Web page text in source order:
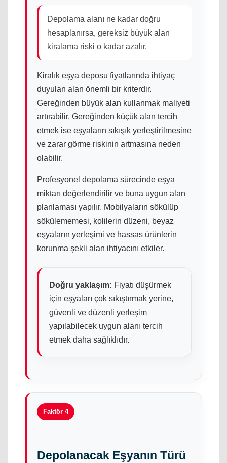
Depolama alanı ne kadar doğru
hesaplanırsa, gereksiz büyük alan
kiralama riski o kadar azalır.
Kiralık eşya deposu fiyatlarında ihtiyaç
duyulan alan önemli bir kriterdir.
Gereğinden büyük alan kullanmak maliyeti
artırabilir. Gereğinden küçük alan tercih
etmek ise eşyaların sıkışık yerleştirilmesine
ve zarar görme riskinin artmasına neden
olabilir.
Profesyonel depolama sürecinde eşya
miktarı değerlendirilir ve buna uygun alan
planlaması yapılır. Mobilyaların sökülüp
sökülememesi, kolilerin düzeni, beyaz
eşyaların yerleşimi ve hassas ürünlerin
korunma şekli alan ihtiyacını etkiler.
Doğru yaklaşım: Fiyatı düşürmek
için eşyaları çok sıkıştırmak yerine,
güvenli ve düzenli yerleşim
yapılabilecek uygun alanı tercih
etmek daha sağlıklıdır.
Faktör 4
Depolanacak Eşyanın Türü